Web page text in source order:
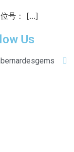
位号： […]
Us